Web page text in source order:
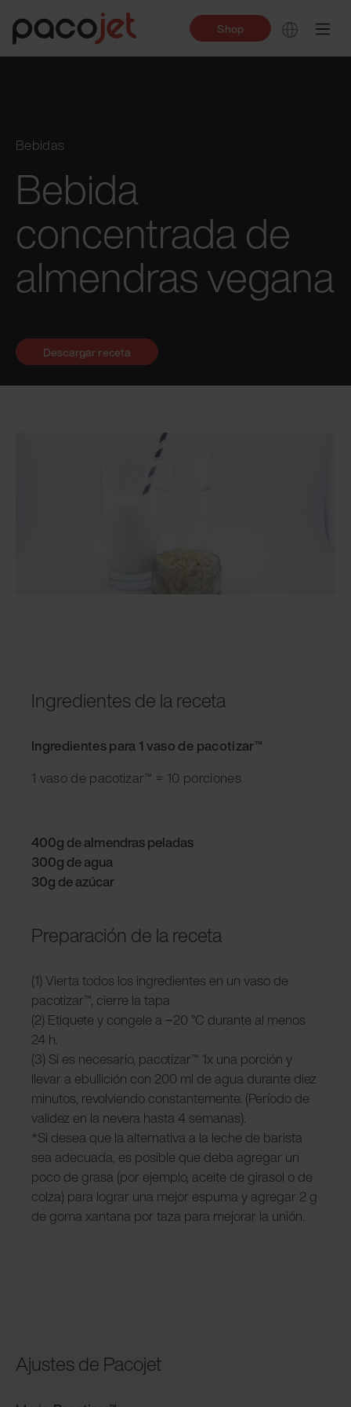
Shop
Bebidas
Bebida
concentrada de
almendras vegana
Ingredientes de la receta
Ingredientes para 1 vaso de pacotizar™
1 vaso de pacotizar™ = 10 porciones
400g de almendras peladas
300g de agua
30g de azúcar
Preparación de la receta
(1) Vierta todos los ingredientes en un vaso de
pacotizar™, cierre la tapa
(2) Etiquete y congele a −20 °C durante al menos
24 h.
(3) Si es necesario, pacotizar™ 1x una porción y
llevar a ebullición con 200 ml de agua durante diez
minutos, revolviendo constantemente. (Período de
validez en la nevera hasta 4 semanas).
*Si desea que la alternativa a la leche de barista
sea adecuada, es posible que deba agregar un
poco de grasa (por ejemplo, aceite de girasol o de
colza) para lograr una mejor espuma y agregar 2 g
de goma xantana por taza para mejorar la unión.
Ajustes de Pacojet
Descargar receta